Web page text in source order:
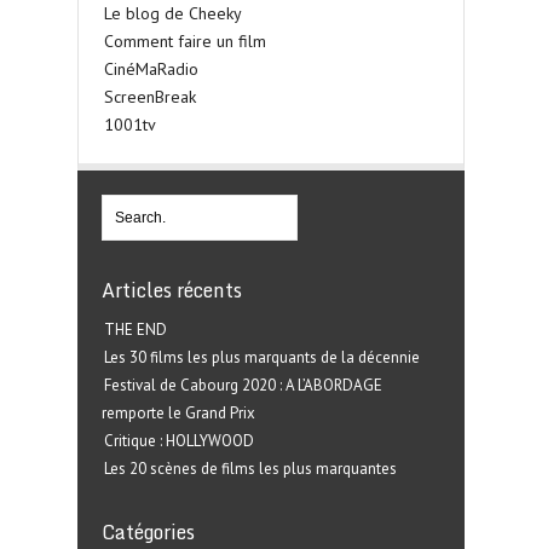
Le blog de Cheeky
Comment faire un film
CinéMaRadio
ScreenBreak
1001tv
Articles récents
THE END
Les 30 films les plus marquants de la décennie
Festival de Cabourg 2020 : A L’ABORDAGE
remporte le Grand Prix
Critique : HOLLYWOOD
Les 20 scènes de films les plus marquantes
Catégories